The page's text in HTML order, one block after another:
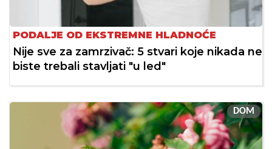
PODALJE OD EKSTREMNE HLADNOĆE
Nije sve za zamrzivač: 5 stvari koje nikada ne
biste trebali stavljati "u led"
DOM